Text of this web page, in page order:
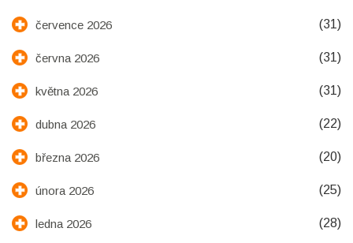
července 2026 (31)
června 2026 (31)
května 2026 (31)
dubna 2026 (22)
března 2026 (20)
února 2026 (25)
ledna 2026 (28)